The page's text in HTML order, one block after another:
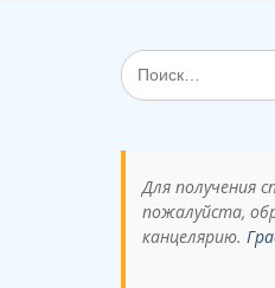
Поиск
по:
Для получения
пожалуйста,
канцелярию.